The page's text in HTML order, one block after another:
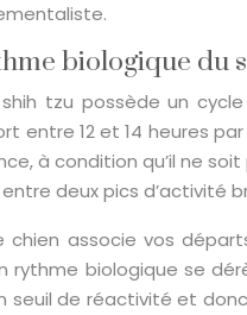
biologique du
tzu possède un
entre 12 et 14 heures
à condition qu’il ne
deux pics d’activité
chien associe vos
rythme biologique se
seuil de réactivité et